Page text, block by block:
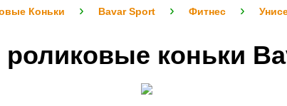
Коньки Bavar Sport Фитнес
роликовые коньки